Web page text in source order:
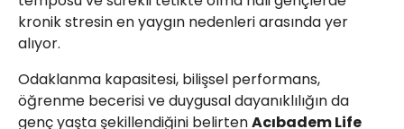
kronik stresin en yaygın nedenleri arasında yer
alıyor.
Odaklanma kapasitesi, bilişsel performans,
öğrenme becerisi ve duygusal dayanıklılığın da
genç yaşta şekillendiğini belirtenAcıbadem Life